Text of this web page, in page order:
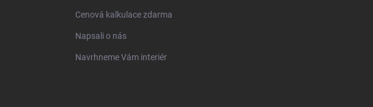
Cenová kalkulace zdarma
Napsali o nás
Navrhneme Vám interiér